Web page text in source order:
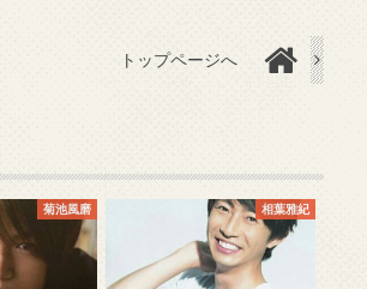
トップページへ
菊池風磨 相葉雅紀